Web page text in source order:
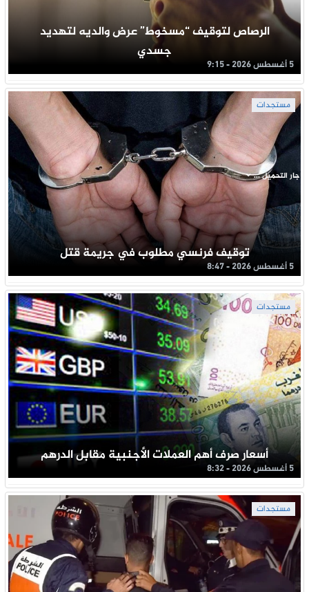
الرصاص لتوقيف “مسخوط” عرض والديه لتهديد
جسدي
5 أغسطس 2026 - 9:15
مستجدات
توقيف فرنسي مطلوب في جريمة قتل
5 أغسطس 2026 - 8:47
مستجدات
أسعار صرف أهم العملات الأجنبية مقابل الدرهم
5 أغسطس 2026 - 8:32
مستجدات
جار التحميل ...